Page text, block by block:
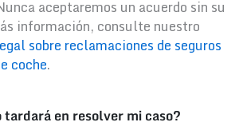
aceptaremos un acuerdo sin su
información, consulte nuestro
sobre reclamaciones de seguros
coche.
en resolver mi caso?